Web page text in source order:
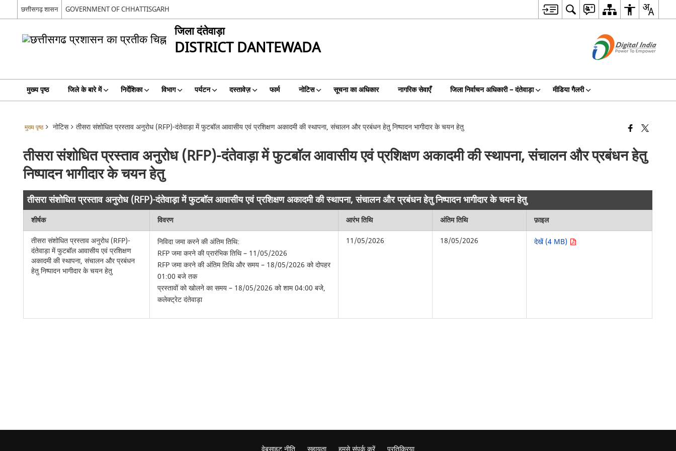
छत्तीसगढ़ शासन GOVERNMENT OF CHHATTISGARH
जिला दंतेवाड़ा
DISTRICT DANTEWADA
मुख्य पृष्ठ जिले के बारे में निर्देशिका विभाग पर्यटन दस्तावेज़ फार्म नोटिस सूचना का अधिकार नागरिक सेवाएँ जिला निर्वाचन अधिकारी – दंतेवाड़ा मीडिया गैलरी
मुख्य पृष्ठ नोटिस तीसरा संशोधित प्रस्ताव अनुरोध (RFP)-दंतेवाड़ा में फुटबॉल आवासीय एवं प्रशिक्षण अकादमी की स्थापना, संचालन और प्रबंधन हेतु निष्पादन भागीदार के चयन हेतु
तीसरा संशोधित प्रस्ताव अनुरोध (RFP)-दंतेवाड़ा में फुटबॉल आवासीय एवं प्रशिक्षण अकादमी की स्थापना, संचालन और प्रबंधन हेतु
निष्पादन भागीदार के चयन हेतु
तीसरा संशोधित प्रस्ताव अनुरोध (RFP)-दंतेवाड़ा में फुटबॉल आवासीय एवं प्रशिक्षण अकादमी की स्थापना, संचालन और प्रबंधन हेतु निष्पादन भागीदार के चयन हेतु
शीर्षक विवरण आरंभ तिथि अंतिम तिथि
फ़ाइल
तीसरा संशोधित प्रस्ताव अनुरोध (RFP)-
दंतेवाड़ा में फुटबॉल आवासीय एवं प्रशिक्षण
अकादमी की स्थापना, संचालन और प्रबंधन
हेतु निष्पादन भागीदार के चयन हेतु
निविदा जमा करने की अंतिम तिथि:
RFP जमा करने की प्रारंभिक तिथि – 11/05/2026
RFP जमा करने की अंतिम तिथि और समय – 18/05/2026 को दोपहर
01:00 बजे तक
प्रस्तावों को खोलने का समय – 18/05/2026 को शाम 04:00 बजे,
कलेक्ट्रेट दंतेवाड़ा
11/05/2026 18/05/2026 देखें (4 MB)